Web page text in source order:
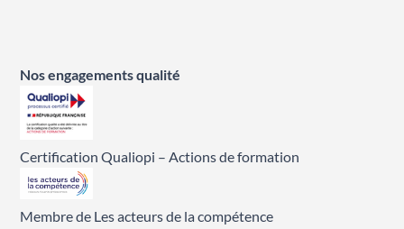
Nos engagements qualité
Certification Qualiopi – Actions de formation
Membre de Les acteurs de la compétence